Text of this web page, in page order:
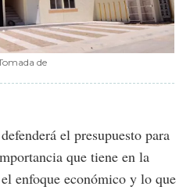
de
el presupuesto para
que tiene en la
enfoque económico y lo que